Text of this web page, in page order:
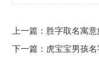
上一篇： 胜字取名寓
下一篇： 虎宝宝男孩